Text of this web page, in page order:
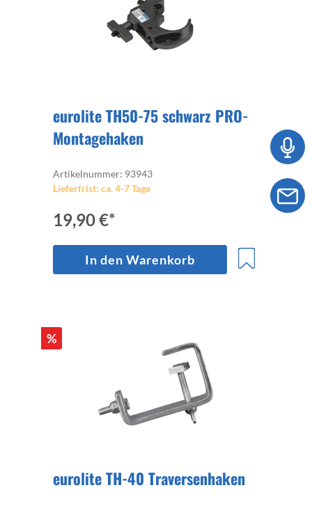
eurolite TH50-75 schwarz PRO-
Montagehaken
Artikelnummer: 93943
Lieferfrist: ca. 4-7 Tage
19,90 €*
In den Warenkorb
%
eurolite TH-40 Traversenhaken